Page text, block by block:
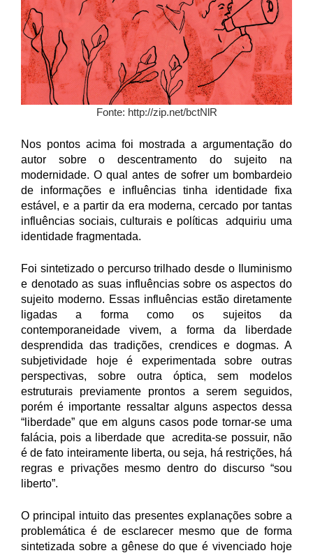
Fonte: http://zip.net/bctNlR
Nos pontos acima foi mostrada a argumentação do
autor sobre o descentramento do sujeito na
modernidade. O qual antes de sofrer um bombardeio
de informações e influências tinha identidade fixa
estável, e a partir da era moderna, cercado por tantas
influências sociais, culturais e políticas adquiriu uma
identidade fragmentada.
Foi sintetizado o percurso trilhado desde o Iluminismo
e denotado as suas influências sobre os aspectos do
sujeito moderno. Essas influências estão diretamente
ligadas a forma como os sujeitos da
contemporaneidade vivem, a forma da liberdade
desprendida das tradições, crendices e dogmas. A
subjetividade hoje é experimentada sobre outras
perspectivas, sobre outra óptica, sem modelos
estruturais previamente prontos a serem seguidos,
porém é importante ressaltar alguns aspectos dessa
“liberdade” que em alguns casos pode tornar-se uma
falácia, pois a liberdade que acredita-se possuir, não
é de fato inteiramente liberta, ou seja, há restrições, há
regras e privações mesmo dentro do discurso “sou
liberto”.
O principal intuito das presentes explanações sobre a
problemática é de esclarecer mesmo que de forma
sintetizada sobre a gênese do que é vivenciado hoje